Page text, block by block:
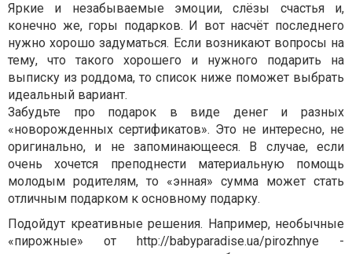
Яркие и незабываемые эмоции, слёзы счастья и,
конечно же, горы подарков. И вот насчёт последнего
нужно хорошо задуматься. Если возникают вопросы на
тему, что такого хорошего и нужного подарить на
выписку из роддома, то список ниже поможет выбрать
идеальный вариант.
Забудьте про подарок в виде денег и разных
«новорожденных сертификатов». Это не интересно, не
оригинально, и не запоминающееся. В случае, если
очень хочется преподнести материальную помощь
молодым родителям, то «энная» сумма может стать
отличным подарком к основному подарку.
Подойдут креативные решения. Например, необычные
«пирожные» от http://babyparadise.ua/pirozhnye -